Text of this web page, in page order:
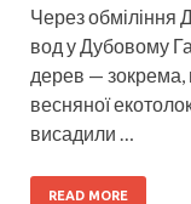
Через обміління
вод у Дубовому
дерев — зокрема,
весняної
висадили …
READ MORE